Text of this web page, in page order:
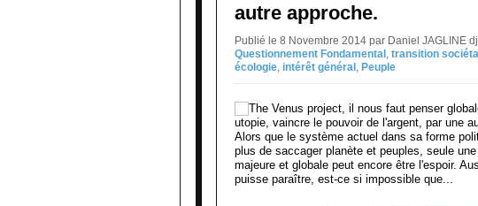
autre approche.
Publié le 8 Novembre 2014 par Daniel JAGLINE
Questionnement Fondamental , transition
écologie, intérêt général , Peuple
Alors que le système actuel dans sa forme
plus de saccager planète et peuples, seule
majeure et globale peut encore être l'espoir.
puisse paraître, est-ce si impossible que...